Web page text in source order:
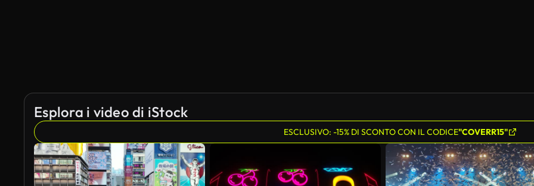
Esplora i video di iStock
ESCLUSIVO: -15% DI SCONTO CON IL CODICE"COVERR15"